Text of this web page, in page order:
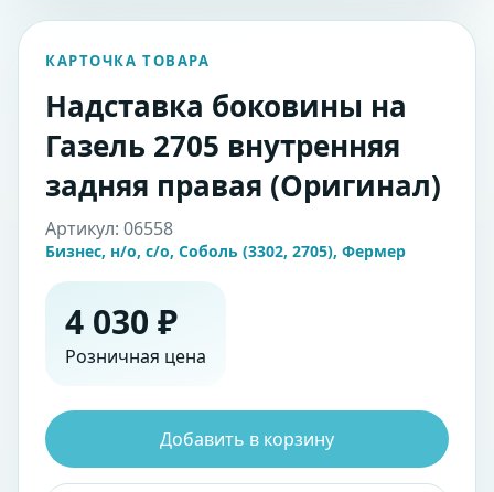
КАРТОЧКА ТОВАРА
Надставка боковины на
Газель 2705 внутренняя
задняя правая (Оригинал)
Артикул: 06558
Бизнес, н/о, с/о, Соболь (3302, 2705), Фермер
4 030 ₽
Розничная цена
Добавить в корзину